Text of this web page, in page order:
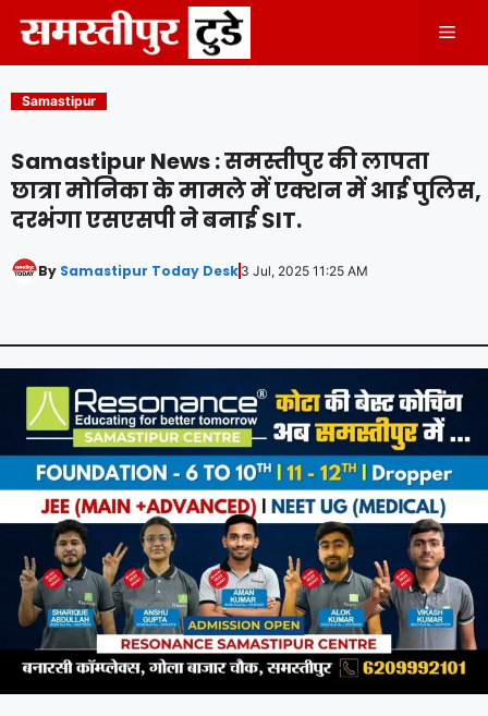
content
Samastipur
Samastipur News : समस्तीपुर की लापता
छात्रा मोनिका के मामले में एक्शन में आई पुलिस,
दरभंगा एसएसपी ने बनाई SIT.
By Samastipur Today Desk 3 Jul, 2025 11:25 AM